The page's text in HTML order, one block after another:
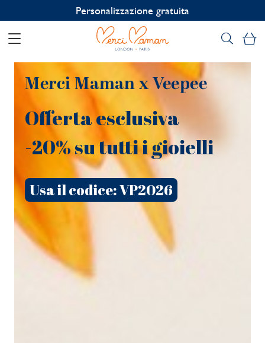
Personalizzazione gratuita
Il
Merci Maman x Veepee
Offerta esclusiva
-20% su tutti i gioielli
Usa il codice: VP2026